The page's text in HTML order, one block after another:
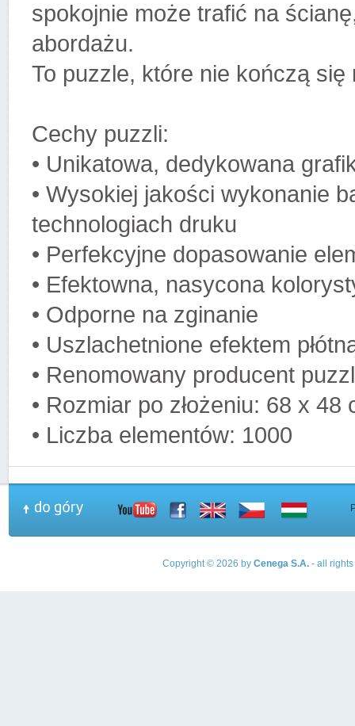
spokojnie może trafić na
abordażu.
To puzzle, które nie kończą się
Cechy puzzli:
• Unikatowa, dedykowana
• Wysokiej jakości wykonanie
technologiach druku
• Perfekcyjne dopasowanie
• Efektowna, nasycona
• Odporne na zginanie
• Uszlachetnione efektem
• Renomowany producent
• Rozmiar po złożeniu: 68 x 48
• Liczba elementów: 1000
Copyright © 2026 by Cenega S.A.- all rights